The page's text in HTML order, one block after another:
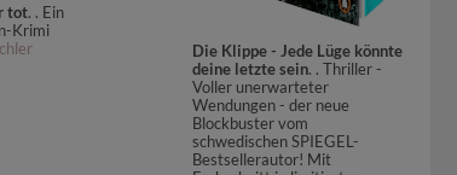
tot. . Ein
Krimi
Die Klippe - Jede Lüge könnte
deine letzte sein. . Thriller -
Voller unerwarteter
Wendungen - der neue
Blockbuster vom
schwedischen SPIEGEL-
Bestsellerautor! Mit